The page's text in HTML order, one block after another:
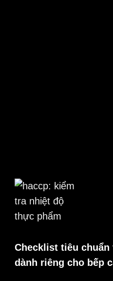
Checklist tiêu
dành riêng cho bếp